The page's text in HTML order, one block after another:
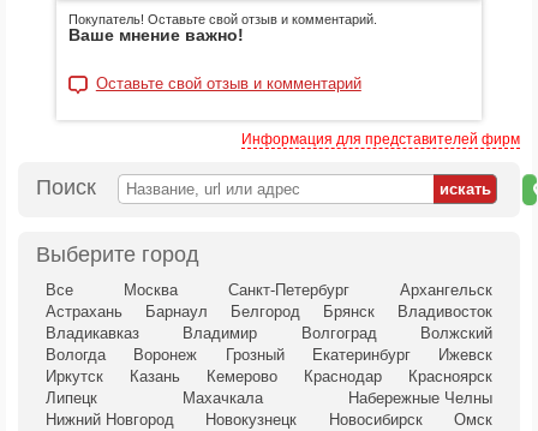
Покупатель! Оставьте свой отзыв и комментарий.
Ваше мнение важно!
Оставьте свой отзыв и комментарий
Информация для представителей фирм
Поиск
Выберите город
Все Москва Санкт-Петербург
Архангельск
Астрахань
Барнаул Белгород Брянск
Владивосток
Владикавказ
Владимир Волгоград
Волжский
Вологда
Воронеж Грозный Екатеринбург
Ижевск
Иркутск
Казань Кемерово Краснодар
Красноярск
Липецк
Махачкала
Набережные Челны
Нижний Новгород
Новокузнецк Новосибирск
Омск